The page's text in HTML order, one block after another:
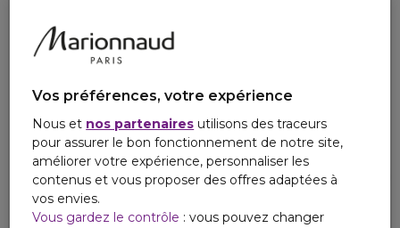
LABORATOIRE SVR
LIERAC
Vos préférences, votre expérience
Nous et nos partenaires utilisons des traceurs
pour assurer le bon fonctionnement de notre site,
améliorer votre expérience, personnaliser les
contenus et vous proposer des offres adaptées à
vos envies.
Vous gardez le contrôle : vous pouvez changer